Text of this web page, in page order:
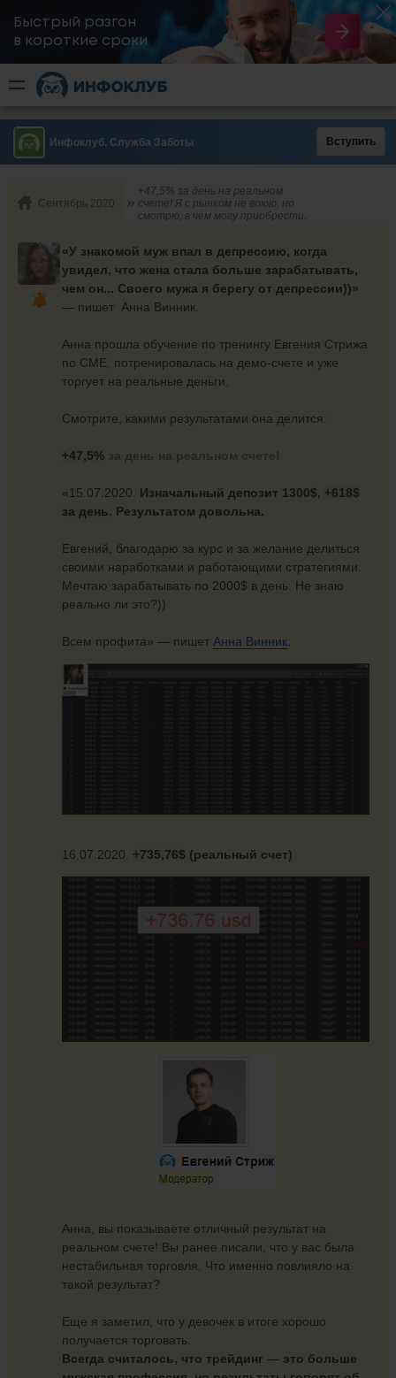
Быстрый разгон
​в короткие сроки
Инфоклуб. Служба Заботы Вступить
Сентябрь 2020
+47,5% за день на реальном
счете! Я с рынком не воюю, но
смотрю, в чем могу приобрести.
«У знакомой муж впал в депрессию, когда
увидел, что жена стала больше зарабатывать,
чем он... Своего мужа я берегу от депрессии))»
— пишет Анна Винник.
Анна прошла обучение по тренингу Евгения Стрижа
по CME, потренировалась на демо-счете и уже
торгует на реальные деньги.
Смотрите, какими результатами она делится:
+47,5% за день на реальном счете!
«15.07.2020. Изначальный депозит 1300$, +618$
за день. Результатом довольна.
Евгений, благодарю за курс и за желание делиться
своими наработками и работающими стратегиями.
Мечтаю зарабатывать по 2000$ в день. Не знаю
реально ли это?))
Всем профита» — пишет Анна Винник
16.07.2020. +735,76$ (реальный счет)
Анна, вы показываете отличный результат на
реальном счете! Вы ранее писали, что у вас была
нестабильная торговля. Что именно повлияло на
такой результат?
Еще я заметил, что у девочек в итоге хорошо
получается торговать.
Всегда считалось, что трейдинг — это больше